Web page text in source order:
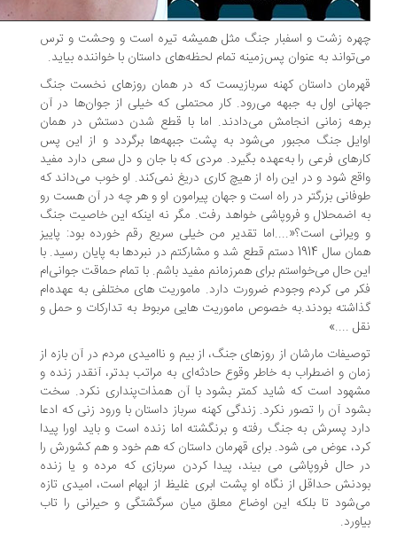
زشت و اسفبار جنگ مثل همیشه تیره است و وحشت و ترس
به عنوان پس‌زمینه تمام لحظه‌های داستان با خواننده بیاید.
داستان کهنه سربازیست که در همان روزهای نخست جنگ
اول به جبهه می‌رود. کار محتملی که خیلی از جوان‌ها در آن
زمانی انجامش می‌دادند. اما با قطع شدن دستش در همان
جنگ مجبور می‌شود به پشت جبهه‌ها برگردد و از این پس
فرعی را به‌عهده بگیرد. مردی که با جان و دل سعی دارد مفید
شود و در این راه از هیچ کاری دریغ نمی‌کند. او خوب می‌داند که
بزرگتر در راه است و جهان پیرامون او و هر چه در آن هست رو
اضمحلال و فروپاشی خواهد رفت. مگر نه اینکه این خاصیت جنگ
است؟«....اما تقدیر من خیلی سریع رقم خورده بود: پاییز
همان سال 1914 دستم قطع شد و مشارکتم در نبردها به پایان رسید. با
حال می‌خواستم برای همرزمانم مفید باشم. با تمام حماقت جوانی‌ام
می کردم وجودم ضرورت دارد. ماموریت های مختلفی به عهده‌ام
بودند.به خصوص ماموریت هایی مربوط به تدارکات و حمل و
....»
مارشان از روزهای جنگ، از بیم و ناامیدی مردم در آن بازه از
و اضطراب به خاطر وقوع حادثه‌ای به مراتب بدتر، آنقدر زنده و
است که شاید کمتر بشود با آن همذات‌پنداری نکرد. سخت
آن را تصور نکرد. زندگی کهنه سرباز داستان با ورود زنی که ادعا
پسرش به جنگ رفته و برنگشته اما زنده است و باید اورا پیدا
عوض می شود. برای قهرمان داستان که هم خود و هم کشورش را
حال فروپاشی می بیند، پیدا کردن سربازی که مرده و یا زنده
حداقل از نگاه او پشت ابری غلیظ از ابهام است، امیدی تازه
تا بلکه این اوضاع معلق میان سرگشتگی و حیرانی را تاب